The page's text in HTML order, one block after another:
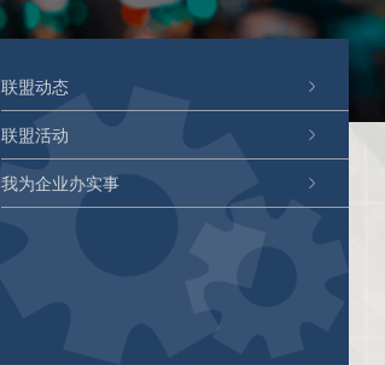
联盟动态
联盟活动
我为企业办实事